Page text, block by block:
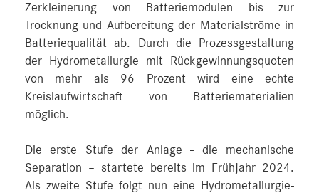
Zerkleinerung von Batteriemodulen bis zur
Trocknung und Aufbereitung der Materialströme in
Batteriequalität ab. Durch die Prozessgestaltung
der Hydrometallurgie mit Rückgewinnungsquoten
von mehr als 96 Prozent wird eine echte
Kreislaufwirtschaft von Batteriematerialien
möglich.
Die erste Stufe der Anlage - die mechanische
Separation – startete bereits im Frühjahr 2024.
Als zweite Stufe folgt nun eine Hydrometallurgie-